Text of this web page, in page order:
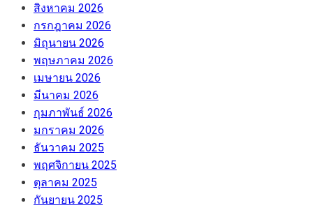
สิงหาคม 2026
กรกฎาคม 2026
มิถุนายน 2026
พฤษภาคม 2026
เมษายน 2026
มีนาคม 2026
กุมภาพันธ์ 2026
มกราคม 2026
ธันวาคม 2025
พฤศจิกายน 2025
ตุลาคม 2025
กันยายน 2025